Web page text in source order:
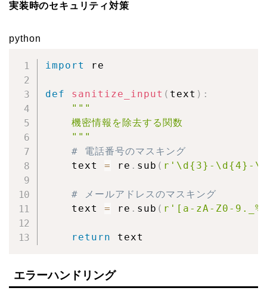
実装時のセキュリティ対策
python
import re
def sanitize_input ( text ) :
"""
    機密情報を除去する関数
    """
# 電話番号のマスキング
    text
= re . sub ( r'\d{3}-\d{4}-
# メールアドレスのマスキング
    text
= re . sub ( r'[a-zA-Z0-
return text
エラーハンドリング